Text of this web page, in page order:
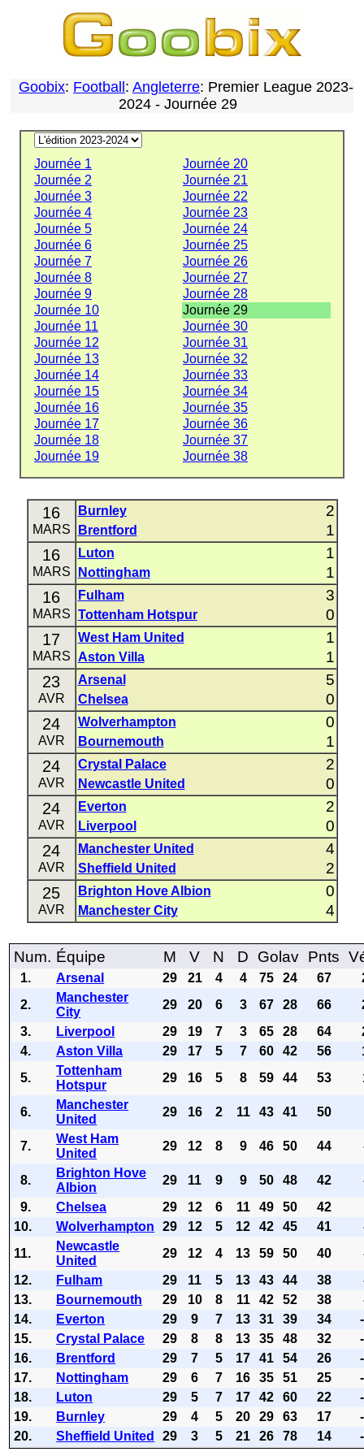
Goobix: Football : Angleterre: Premier League 2023-
2024 - Journée 29
Journée 1
Journée 20
Journée 2
Journée 21
Journée 3
Journée 22
Journée 4
Journée 23
Journée 5
Journée 24
Journée 6
Journée 25
Journée 7
Journée 26
Journée 8
Journée 27
Journée 9
Journée 28
Journée 10
Journée 29
Journée 11
Journée 30
Journée 12
Journée 31
Journée 13
Journée 32
Journée 14
Journée 33
Journée 15
Journée 34
Journée 16
Journée 35
Journée 17
Journée 36
Journée 18
Journée 37
Journée 19
Journée 38
16
MARS
Burnley 2
Brentford 1
16
MARS
Luton 1
Nottingham 1
16
MARS
Fulham 3
Tottenham Hotspur 0
17
MARS
West Ham United 1
Aston Villa 1
23
AVR
Arsenal 5
Chelsea 0
24
AVR
Wolverhampton 0
Bournemouth 1
24
AVR
Crystal Palace 2
Newcastle United 0
24
AVR
Everton 2
Liverpool 0
24
AVR
Manchester United 4
Sheffield United 2
25
AVR
Brighton Hove Albion 0
Manchester City 4
Num. Équipe M V N D Golav Pnts
1. Arsenal 29 21 4 4 75 24 67
2.
Manchester
City
29 20 6 3 67 28 66
3.
Liverpool 29 19 7 3 65 28 64
4.
Aston Villa 29 17 5 7 60 42 56
5.
Tottenham
Hotspur
29 16 5 8 59 44 53
6.
Manchester
United
29 16 2 11 43 41 50
7.
West Ham
United
29 12 8 9 46 50 44
8.
Brighton Hove
Albion
29 11 9 9 50 48 42
9.
Chelsea 29 12 6 11 49 50
42
10.
Wolverhampton 29 12 5 12 42 45 41
11.
Newcastle
United
29 12 4 13 59 50 40
12.
Fulham 29 11 5 13 43 44 38
13.
Bournemouth 29 10 8 11 42 52 38
14.
Everton 29 9 7 13 31 39 34
15.
Crystal Palace 29 8 8 13 35 48 32
16.
Brentford 29 7 5 17 41 54 26
17.
Nottingham 29 6 7 16 35 51 25
18.
Luton 29 5 7 17 42 60 22
19.
Burnley 29 4 5 20 29 63 17
20.
Sheffield United 29 3 5 21 26 78 14